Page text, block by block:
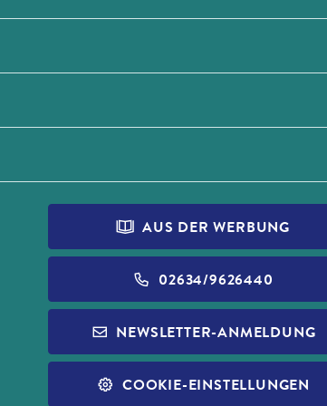
AUS DER WERBUNG
02634/9626440
NEWSLETTER-ANMELDUNG
COOKIE-EINSTELLUNGEN